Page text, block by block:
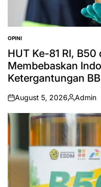
POSTED
IN
OPINI
HUT Ke-81 RI,
Membebaskan
Ketergantungan
on
August 5, 2026
Posted
by
Admin